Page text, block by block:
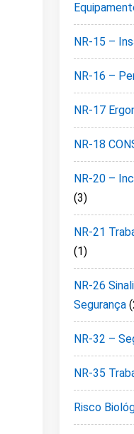
NR-15 –
NR-16 –
NR-17
NR-18
NR-20 –
(3)
NR-21
(1)
NR-26
Segurança
NR-32 –
NR-35
Risco